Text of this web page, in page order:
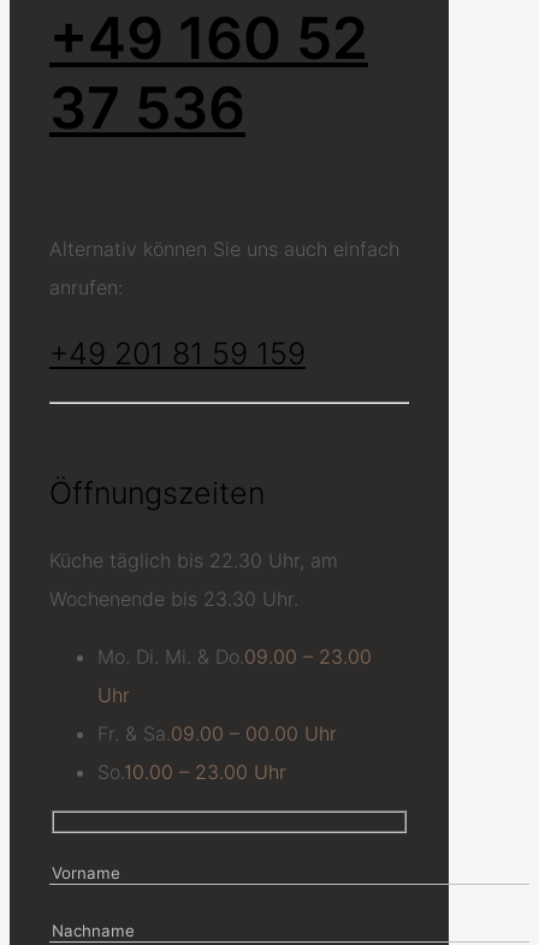
+49 160 52
37 536
Alternativ können Sie uns auch einfach
anrufen:
+49 201 81 59 159
Öffnungszeiten
Küche täglich bis 22.30 Uhr, am
Wochenende bis 23.30 Uhr.
Mo. Di. Mi. & Do. 09.00 – 23.00
Uhr
Fr. & Sa. 09.00 – 00.00 Uhr
So. 10.00 – 23.00 Uhr